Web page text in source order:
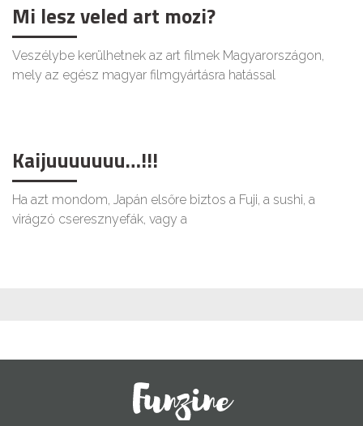
Mi lesz veled art mozi?
Veszélybe kerülhetnek az art filmek Magyarországon,
mely az egész magyar filmgyártásra hatással
Kaijuuuuuuu…!!!
Ha azt mondom, Japán elsőre biztos a Fuji, a sushi, a
virágzó cseresznyefák, vagy a